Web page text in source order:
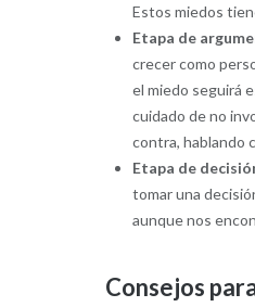
Estos miedos
Etapa de
crecer como
el miedo seguirá
cuidado de no
contra, hablando
Etapa de
tomar una
aunque nos
Consejos